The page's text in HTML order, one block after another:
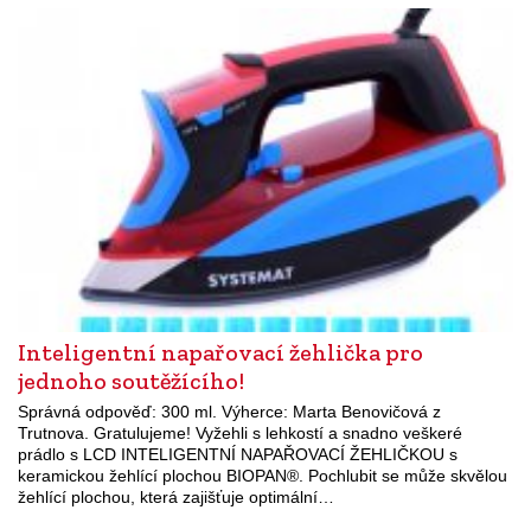
Inteligentní napařovací žehlička pro
jednoho soutěžícího!
Správná odpověď: 300 ml. Výherce: Marta Benovičová z
Trutnova. Gratulujeme! Vyžehli s lehkostí a snadno veškeré
prádlo s LCD INTELIGENTNÍ NAPAŘOVACÍ ŽEHLIČKOU s
keramickou žehlící plochou BIOPAN®. Pochlubit se může skvělou
žehlící plochou, která zajišťuje optimální…